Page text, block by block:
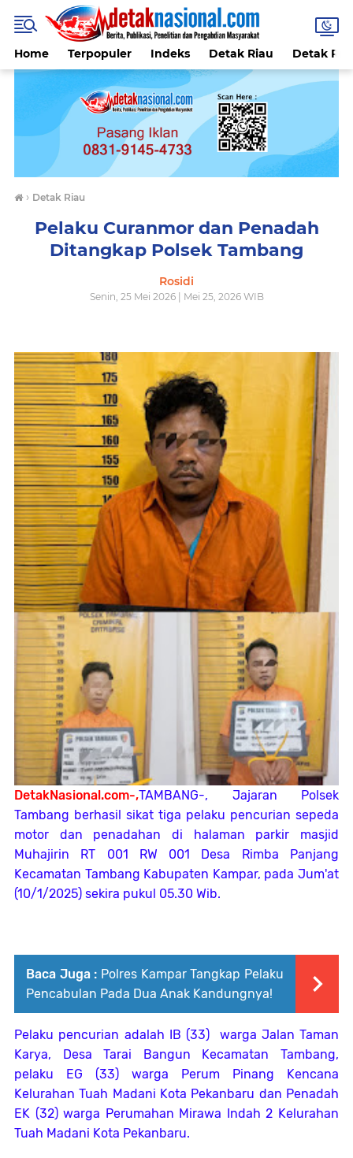
Home Terpopuler Indeks Detak Riau Detak
› Detak Riau
Pelaku Curanmor dan Penadah
Ditangkap Polsek Tambang
Rosidi
Senin, 25 Mei 2026 | Mei 25, 2026 WIB
DetakNasional.com-,TAMBANG-, Jajaran Polsek
Tambang berhasil sikat tiga pelaku pencurian sepeda
motor dan penadahan di halaman parkir masjid
Muhajirin RT 001 RW 001 Desa Rimba Panjang
Kecamatan Tambang Kabupaten Kampar, pada Jum'at
(10/1/2025) sekira pukul 05.30 Wib.
Baca Juga : Polres Kampar Tangkap Pelaku
Pencabulan Pada Dua Anak Kandungnya!
Pelaku pencurian adalah IB (33) warga Jalan Taman
Karya, Desa Tarai Bangun Kecamatan Tambang,
pelaku EG (33) warga Perum Pinang Kencana
Kelurahan Tuah Madani Kota Pekanbaru dan Penadah
EK (32) warga Perumahan Mirawa Indah 2 Kelurahan
Tuah Madani Kota Pekanbaru.